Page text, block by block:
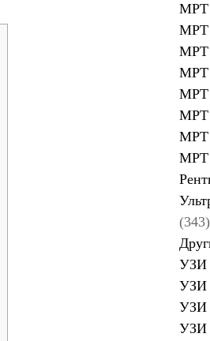
МРТ
МРТ
МРТ
МРТ
МРТ
МРТ
МРТ
МРТ
(343)
УЗИ
УЗИ
УЗИ
УЗИ